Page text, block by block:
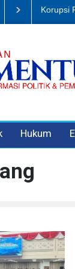
Tahun Dugaan
Hukum